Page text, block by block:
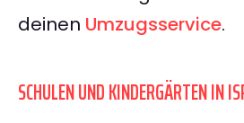
deinen Umzugsservice.
SCHULEN UND KINDERGÄRTEN IN